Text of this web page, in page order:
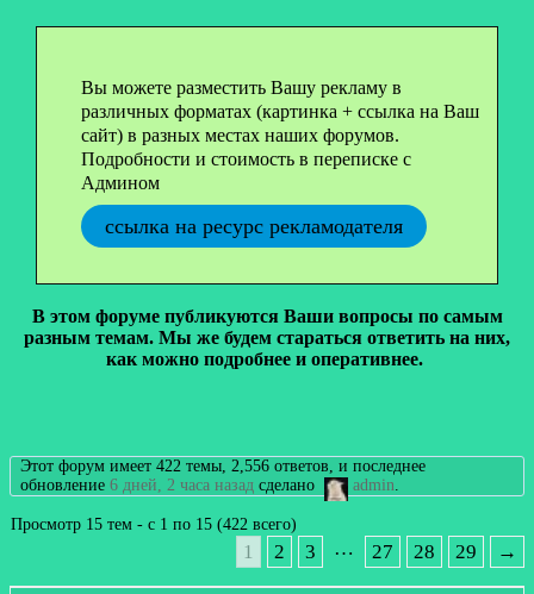
Вы можете разместить Вашу рекламу в
различных форматах (картинка + ссылка на Ваш
сайт) в разных местах наших форумов.
Подробности и стоимость в переписке с
Админом
ссылка на ресурс рекламодателя
В этом форуме публикуются Ваши вопросы по самым
разным темам. Мы же будем стараться ответить на них,
как можно подробнее и оперативнее.
Этот форум имеет 422 темы, 2,556 ответов, и последнее
обновление6 дней, 2 часа назад сделано admin.
Просмотр 15 тем - с 1 по 15 (422 всего)
1 2 3 … 27 28 29 →